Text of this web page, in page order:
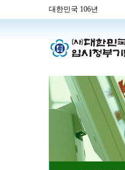
대한민국 106년